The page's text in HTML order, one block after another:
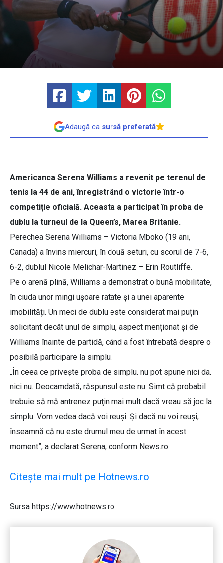
Adaugă ca sursă preferată
Americanca Serena Williams a revenit pe terenul de
tenis la 44 de ani, înregistrând o victorie într-o
competiție oficială. Aceasta a participat în proba de
dublu la turneul de la Queen’s, Marea Britanie.
Perechea Serena Williams – Victoria Mboko (19 ani,
Canada) a învins miercuri, în două seturi, cu scorul de 7-6,
6-2, dublul Nicole Melichar-Martinez – Erin Routliffe.
Pe o arenă plină, Williams a demonstrat o bună mobilitate,
în ciuda unor mingi ușoare ratate și a unei aparente
imobilități. Un meci de dublu este considerat mai puțin
solicitant decât unul de simplu, aspect menționat și de
Williams înainte de partidă, când a fost întrebată despre o
posibilă participare la simplu.
„În ceea ce priveşte proba de simplu, nu pot spune nici da,
nici nu. Deocamdată, răspunsul este nu. Simt că probabil
trebuie să mă antrenez puţin mai mult dacă vreau să joc la
simplu. Vom vedea dacă voi reuşi. Şi dacă nu voi reuşi,
înseamnă că nu este drumul meu de urmat în acest
moment”, a declarat Serena, conform News.ro.
Citește mai mult pe Hotnews.ro
Sursa https://www.hotnews.ro